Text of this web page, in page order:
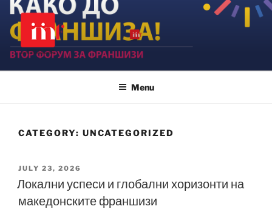
Skip
content
MAKFRAN
Menu
CATEGORY: UNCATEGORIZED
POSTED
ON
JULY 23, 2026
Локални успеси и глобални хоризонти на
македонските франшизи